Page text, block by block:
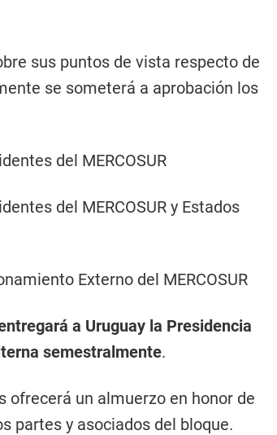
sus puntos de vista respecto de
se someterá a aprobación los
del MERCOSUR
del MERCOSUR y Estados
Externo del MERCOSUR
a Uruguay la Presidencia
semestralmente.
ofrecerá un almuerzo en honor de
partes y asociados del bloque.